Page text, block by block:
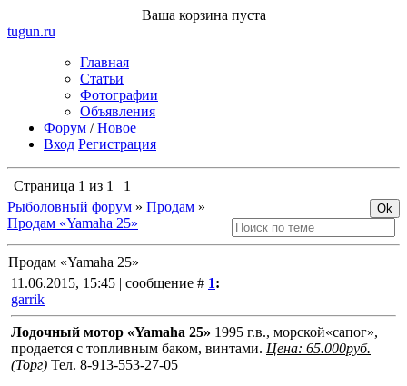
Ваша корзина пуста
tugun.ru
Главная
Статьи
Фотографии
Объявления
Форум /Новое
Вход Регистрация
Страница 1 из 1
1
Рыболовный форум » Продам »
Продам «Yamaha 25»
Продам «Yamaha 25»
11.06.2015, 15:45 | сообщение # 1:
garrik
Лодочный мотор «Yamaha 25» 1995 г.в., морской«сапог»,
продается с топливным баком, винтами. Цена: 65.000руб.
(Торг) Тел. 8-913-553-27-05